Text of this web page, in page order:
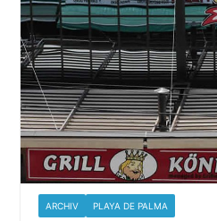
ARCHIV PLAYA DE PALMA